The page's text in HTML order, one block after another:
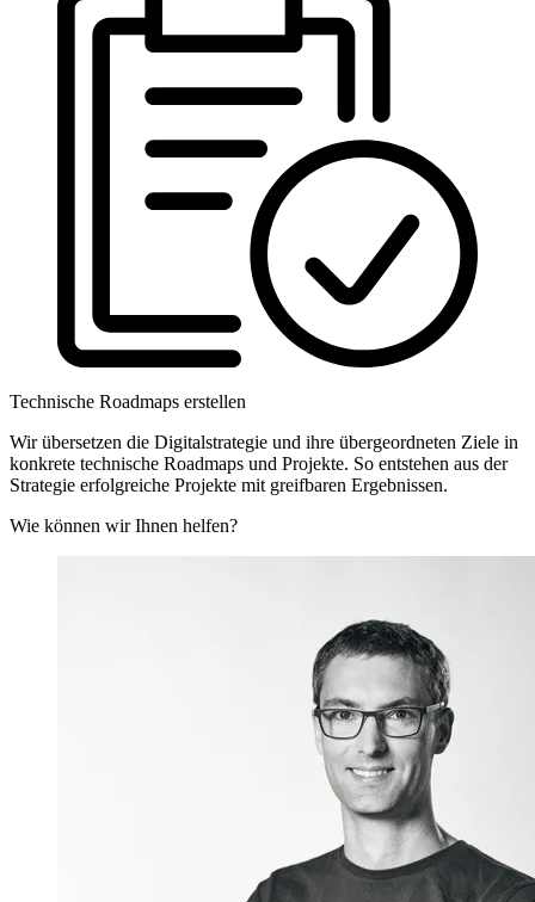
Technische Roadmaps erstellen
Wir übersetzen die Digitalstrategie und ihre übergeordneten Ziele in
konkrete technische Roadmaps und Projekte. So entstehen aus der
Strategie erfolgreiche Projekte mit greifbaren Ergebnissen.
Wie können wir Ihnen helfen?